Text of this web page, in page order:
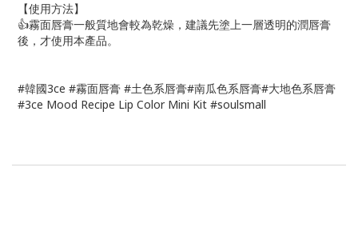
【使用方法】
👍霧面唇膏一般質地會較為乾燥，建議先塗上一層透明的潤唇膏
後，才使用本產品。
#韓國3ce #霧面唇膏 #土色系唇膏#南瓜色系唇膏#大地色系唇膏
#3ce Mood Recipe Lip Color Mini Kit #soulsmall